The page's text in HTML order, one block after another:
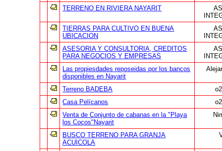
TERRENO EN RIVIERA NAYARIT
TIERRAS PARA CULTIVO EN BUENA
UBICACION
ASESORIA Y CONSULTORIA, CREDITOS
PARA NEGOCIOS Y EMPRESAS
Las propiesdades reposeidas por los bancos
disponibles en Nayarit
Terreno BADEBA
Casa Pelícanos
Venta de Conjunto de cabanas en la "Playa
los Cocos"Nayarit
BUSCO TERRENO PARA GRANJA
ACUICOLA